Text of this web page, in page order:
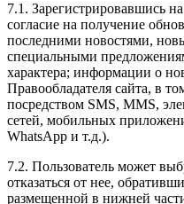
7.1. Зарегистрировавшись
согласие на получение
последними новостями,
специальными
характера; информации о
Правообладателя сайта, в
посредством SMS, MMS,
сетей, мобильных
WhatsApp и т.д.).
7.2. Пользователь может
отказаться от нее,
размещенной в нижней